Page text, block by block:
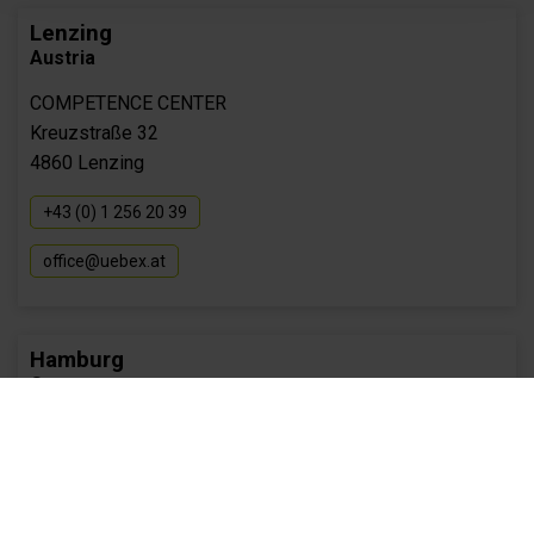
Lenzing
Austria
COMPETENCE CENTER
Kreuzstraße 32
4860 Lenzing
+43 (0) 1 256 20 39
office@uebex.at
Hamburg
Germany